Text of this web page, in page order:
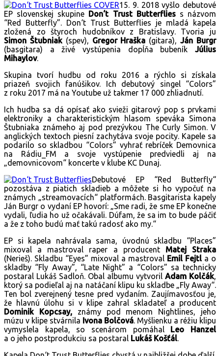
15. 9. 2018 vyšlo debutové
EP slovenskej skupine Don‘t Trust Butterfliess názvom
“Red Butterfly”. Don‘t Trust Butterflies je mladá kapela
zložená zo štyroch hudobníkov z Bratislavy. Tvoria ju
Simon Štubniak(spev), Gregor Hraška (gitara),Ján Burgr
(basgitara) a živé vystúpenia dopĺňa bubeník Július
Mihaylov.
Skupina tvorí hudbu od roku 2016 a rýchlo si získala
priazeň svojich fanúšikov. Ich debutový singel “Colors”
z roku 2017 má na Youtube už takmer 17 000 zhliadnutí.
Ich hudba sa dá opísať ako svieži gitarový pop s prvkami
elektroniky a charakteristickým hlasom speváka Simona
Štubniaka známeho aj pod prezývkou The Curly Simon. V
anglických textoch piesní zachytáva svoje pocity. Kapele sa
podarilo so skladbou “Colors” vyhrať rebríček Demovnica
na Rádiu_FM a svoje vystúpenie predviedli aj na
„demovnicovom“ koncerte v klube KC Dunaj.
Debutové EP “Red Butterfly“
pozostáva z piatich skladieb a môžete si ho vypočuť na
známych „streamovacích“ platformách. Basgitarista kapely
Ján Burgr o vydaní EP hovorí: „Sme radi, že sme EP konečne
vydali, ľudia ho už očakávali. Dúfam, že sa im to bude páčiť
a že z toho budú mať takú radosť ako my.“
EP si kapela nahrávala sama, úvodnú skladbu “Places”
mixoval a mastroval raper a producent Matej Straka
(Nerieš). Skladbu “Eyes” mixoval a mastroval Emil Fejtl a o
skladby “Fly Away”, “Late Night” a “Colors” sa technicky
postaral Lukáš Sadloň. Obal albumu vytvoril Adam Kolčák,
ktorý sa podieľal aj na natáčaní klipu ku skladbe „Fly Away“.
Ten bol zverejnený tesne pred vydaním. Zaujímavosťou je,
že hlavnú úlohu si v klipe zahral skladateľ a producent
Dominik Kopcsay,známy pod menom Nightlines, jeho
múzu v klipe stvárnila Ivona Bolčová. Myšlienku a réžiu klipu
vymyslela kapela, so scenárom pomáhal Leo Hanzel
a o jeho postprodukciu sa postaral Lukáš Košťál.